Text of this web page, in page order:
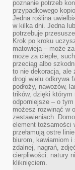
poznanie potrzeb
przypadkowego
Jedna roślina
w kilka dni. Jedna
potrzebuje
Krok po kroku
matowieją – może
może za ciepłe,
przeciąg albo
to nie dekoracja, ale
drogi wielu odkrywa
podłoży, nawozów,
trików, dzięki
odporniejsze – o
możesz rozwinąć w
zestawieniach.
element tożsamości
przełamują ostre
biurom, kawiarniom i
zdalnej, nagrań,
cierpliwości: natury
kliknięciem.